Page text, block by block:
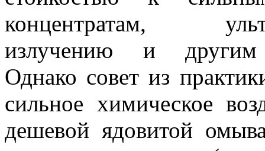
концентратам,
излучению и другим
Однако совет из
сильное химическое
дешевой ядовитой